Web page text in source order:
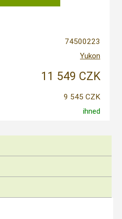
74500223
Yukon
11 549 CZK
9 545 CZK
ihned